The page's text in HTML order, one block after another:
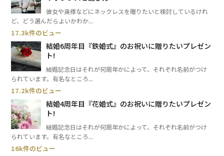
彼女や奥様などにネックレスを贈りたいと検討しているけれ
ど、どう選んだらよいかわか...
17.3k件のビュー
結婚6周年目『鉄婚式』のお祝いに贈りたいプレゼン
ト!
結婚記念日はそれが何周年かによって、それぞれ名前がつけ
られています。有名なところ...
17.2k件のビュー
結婚4周年目『花婚式』のお祝いに贈りたいプレゼン
ト!
結婚記念日はそれが何周年かによって、それぞれ名前がつけ
られています。有名なところ...
16k件のビュー